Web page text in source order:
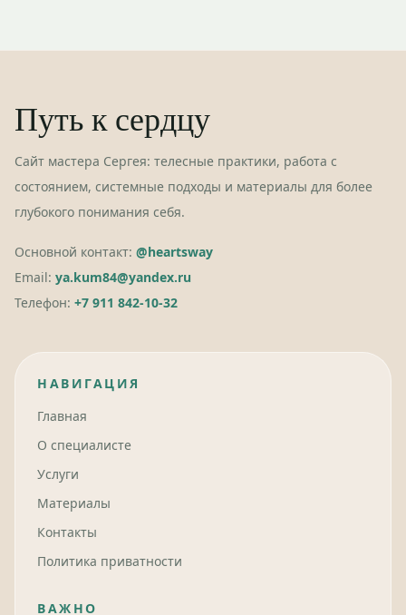
Путь к сердцу
Сайт мастера Сергея: телесные практики, работа с
состоянием, системные подходы и материалы для более
глубокого понимания себя.
Основной контакт: @heartsway
Email: ya.kum84@yandex.ru
Телефон: +7 911 842-10-32
НАВИГАЦИЯ
Главная
О специалисте
Услуги
Материалы
Контакты
Политика приватности
ВАЖНО